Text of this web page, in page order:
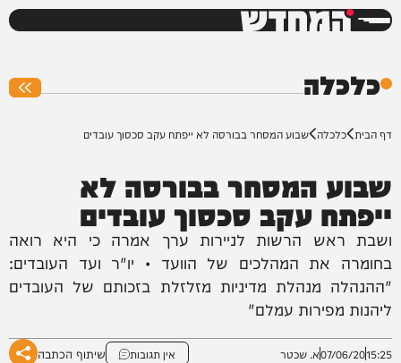
המחדש
כלכלה
דף הבית כלכלה שבוע המסחר בבורסה לא ייפתח עקב סכסוך עובדים
שבוע המסחר בבורסה לא
ייפתח עקב סכסוך עובדים
ושבת ראש הרשות לניירות ערך אמרה כי היא רואה
בחומרה את המהלכים של הוועד • יו"ר ועד העובדים:
"ההנהלה מנהלת מדיניות מזלזלת בזכותם של העובדים
ליהנות מפירות עמלם"
15:25
07/06/20א. שכטר אין תגובות שיתוף הכתבה